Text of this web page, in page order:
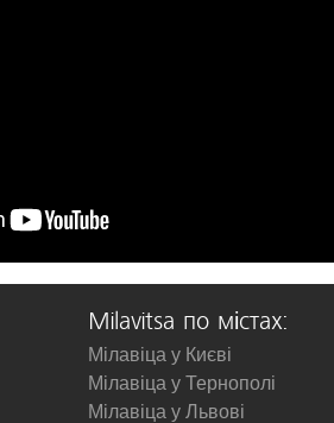
Milavitsa по містах:
Мілавіца у Києві
Мілавіца у Тернополі
Мілавіца у Львові